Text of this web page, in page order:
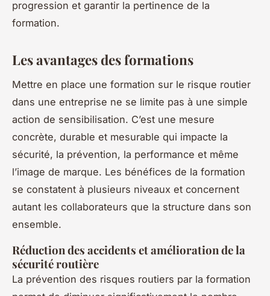
progression et garantir la pertinence de la
formation.
Les avantages des formations
Mettre en place une formation sur le risque routier
dans une entreprise ne se limite pas à une simple
action de sensibilisation. C’est une mesure
concrète, durable et mesurable qui impacte la
sécurité, la prévention, la performance et même
l’image de marque. Les bénéfices de la formation
se constatent à plusieurs niveaux et concernent
autant les collaborateurs que la structure dans son
ensemble.
Réduction des accidents et amélioration de la
sécurité routière
La prévention des risques routiers par la formation